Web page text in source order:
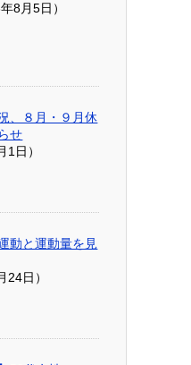
8月5日）
、８月・９月休
せ
1日）
動と運動量を見
24日）